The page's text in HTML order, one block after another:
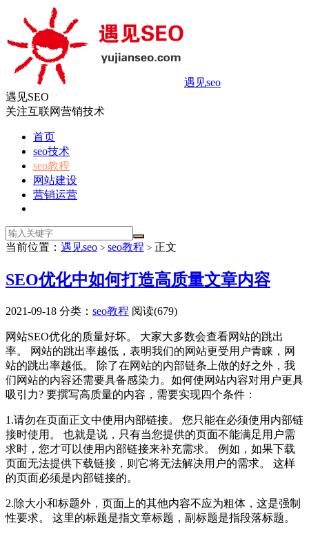
遇见seo
遇见SEO
关注互联网营销技术
首页
seo技术
seo教程
网站建设
营销运营
当前位置： 遇见seo > seo教程 > 正文
SEO优化中如何打造高质量文章内容
2021-09-18 分类： seo教程 阅读(679)
网站SEO优化的质量好坏。 大家大多数会查看网站的跳出
率。 网站的跳出率越低，表明我们的网站更受用户青睐，网
站的跳出率越低。 除了在网站的内部链条上做的好之外，我
们网站的内容还需要具备感染力。如何使网站内容对用户更具
吸引力? 要撰写高质量的内容，需要实现四个条件：
1.请勿在页面正文中使用内部链接。 您只能在必须使用内部链
接时使用。 也就是说，只有当您提供的页面不能满足用户需
求时，您才可以使用内部链接来补充需求。 例如，如果下载
页面无法提供下载链接，则它将无法解决用户的需求。 这样
的页面必须是内部链接的。
2.除大小和标题外，页面上的其他内容不应为粗体，这是强制
性要求。 这里的标题是指文章标题，副标题是指段落标题。